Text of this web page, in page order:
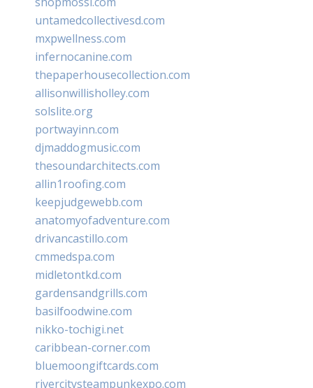
untamedcollectivesd.com
mxpwellness.com
infernocanine.com
thepaperhousecollection.com
allisonwillisholley.com
solslite.org
portwayinn.com
djmaddogmusic.com
thesoundarchitects.com
allin1roofing.com
keepjudgewebb.com
anatomyofadventure.com
drivancastillo.com
cmmedspa.com
midletontkd.com
gardensandgrills.com
basilfoodwine.com
nikko-tochigi.net
caribbean-corner.com
bluemoongiftcards.com
rivercitysteampunkexpo.com